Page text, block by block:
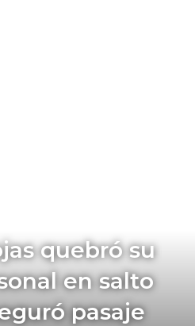
quebró su
en salto
pasaje